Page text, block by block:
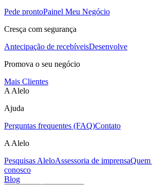
Pede prontoPainel Meu Negócio
Cresça com segurança
Antecipação de recebíveisDesenvolve
Promova o seu negócio
Mais Clientes
A Alelo
Ajuda
Perguntas frequentes (FAQ)Contato
A Alelo
Pesquisas AleloAssessoria de imprensaQuem
conosco
Blog